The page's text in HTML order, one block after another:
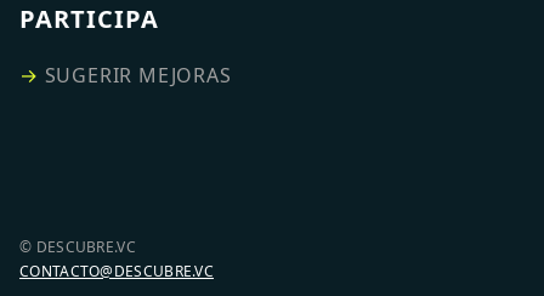
PARTICIPA
→ SUGERIR MEJORAS
© DESCUBRE.VC
CONTACTO@DESCUBRE.VC